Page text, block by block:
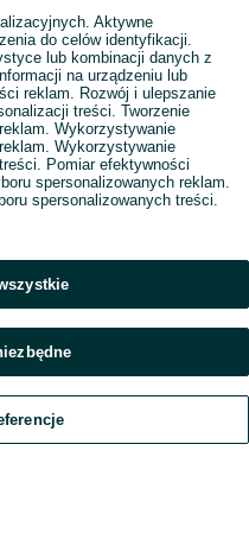
Czat Konto
Aktywne
do celów identyfikacji.
lub kombinacji danych z
na urządzeniu lub
reklam. Rozwój i ulepszanie
treści. Tworzenie
Wykorzystywanie
Wykorzystywanie
Pomiar efektywności
spersonalizowanych reklam.
spersonalizowanych treści.